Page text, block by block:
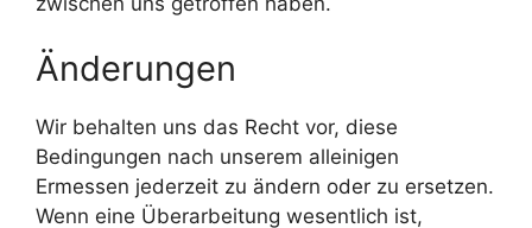
Änderungen
Wir behalten uns das Recht vor, diese
Bedingungen nach unserem alleinigen
Ermessen jederzeit zu ändern oder zu ersetzen.
Wenn eine Überarbeitung wesentlich ist,